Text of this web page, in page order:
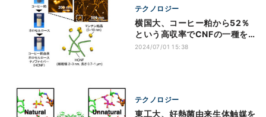
テクノロジー
横国大、コーヒー粕から52％
という高収率でCNFの一種を得
ることに成功
2024/07/01 15:38
テクノロジー
東工大、好熱菌由来生体触媒を